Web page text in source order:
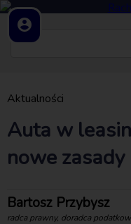
account_circle
Aktualności
Auta w
nowe zasady
Bartosz Przybysz
radca prawny, doradca